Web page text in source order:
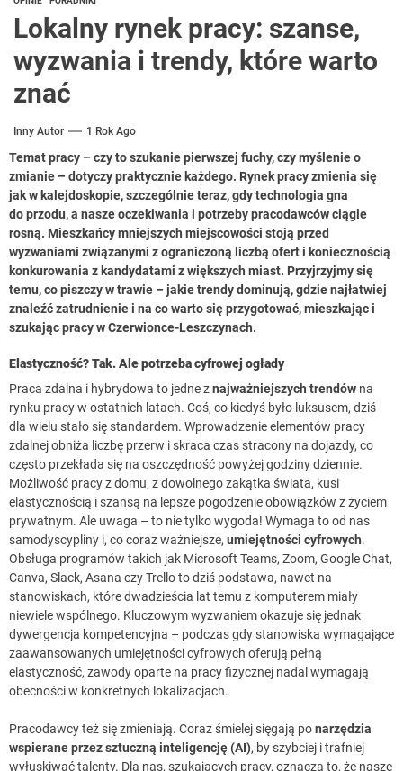
Lokalny rynek pracy: szanse,
wyzwania i trendy, które warto
znać
Inny Autor 1 Rok Ago
Temat pracy – czy to szukanie pierwszej fuchy, czy myślenie o
zmianie – dotyczy praktycznie każdego. Rynek pracy zmienia się
jak w kalejdoskopie, szczególnie teraz, gdy technologia gna
do przodu, a nasze oczekiwania i potrzeby pracodawców ciągle
rosną. Mieszkańcy mniejszych miejscowości stoją przed
wyzwaniami związanymi z ograniczoną liczbą ofert i koniecznością
konkurowania z kandydatami z większych miast. Przyjrzyjmy się
temu, co piszczy w trawie – jakie trendy dominują, gdzie najłatwiej
znaleźć zatrudnienie i na co warto się przygotować, mieszkając i
szukając pracy w Czerwionce-Leszczynach.
Elastyczność? Tak. Ale potrzeba cyfrowej ogłady
Praca zdalna i hybrydowa to jedne znajważniejszych trendów na
rynku pracy w ostatnich latach. Coś, co kiedyś było luksusem, dziś
dla wielu stało się standardem. Wprowadzenie elementów pracy
zdalnej obniża liczbę przerw i skraca czas stracony na dojazdy, co
często przekłada się na oszczędność powyżej godziny dziennie.
Możliwość pracy z domu, z dowolnego zakątka świata, kusi
elastycznością i szansą na lepsze pogodzenie obowiązków z życiem
prywatnym. Ale uwaga – to nie tylko wygoda! Wymaga to od nas
samodyscypliny i, co coraz ważniejsze, umiejętności cyfrowych.
Obsługa programów takich jak Microsoft Teams, Zoom, Google Chat,
Canva, Slack, Asana czy Trello to dziś podstawa, nawet na
stanowiskach, które dwadzieścia lat temu z komputerem miały
niewiele wspólnego. Kluczowym wyzwaniem okazuje się jednak
dywergencja kompetencyjna – podczas gdy stanowiska wymagające
zaawansowanych umiejętności cyfrowych oferują pełną
elastyczność, zawody oparte na pracy fizycznej nadal wymagają
obecności w konkretnych lokalizacjach.
Pracodawcy też się zmieniają. Coraz śmielej sięgają ponarzędzia
wspierane przez sztuczną inteligencję (AI), by szybciej i trafniej
wyłuskiwać talenty. Dla nas, szukających pracy, oznacza to, że nasze